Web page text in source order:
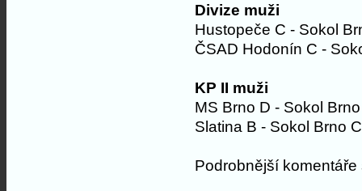
Divize muži
Hustopeče C - Sokol
ČSAD Hodonín C -
KP II muži
MS Brno D - Sokol
Slatina B - Sokol Brno
Podrobnější komentáře